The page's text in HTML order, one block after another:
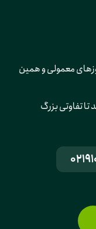
همین روزهای معمولی و همین
تفاوتی بزرگ